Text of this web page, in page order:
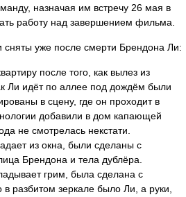
назначая им встречу 26 мая в
работу над завершением фильма.
уже после смерти Брендона Ли:
после того, как вылез из
Ли идёт по аллее под дождём были
в сцену, где он проходит в
добавили в дом капающей
не смотрелась некстати.
из окна, были сделаны с
Брендона и тела дублёра.
грим, была сделана с
разбитом зеркале было Ли, а руки,